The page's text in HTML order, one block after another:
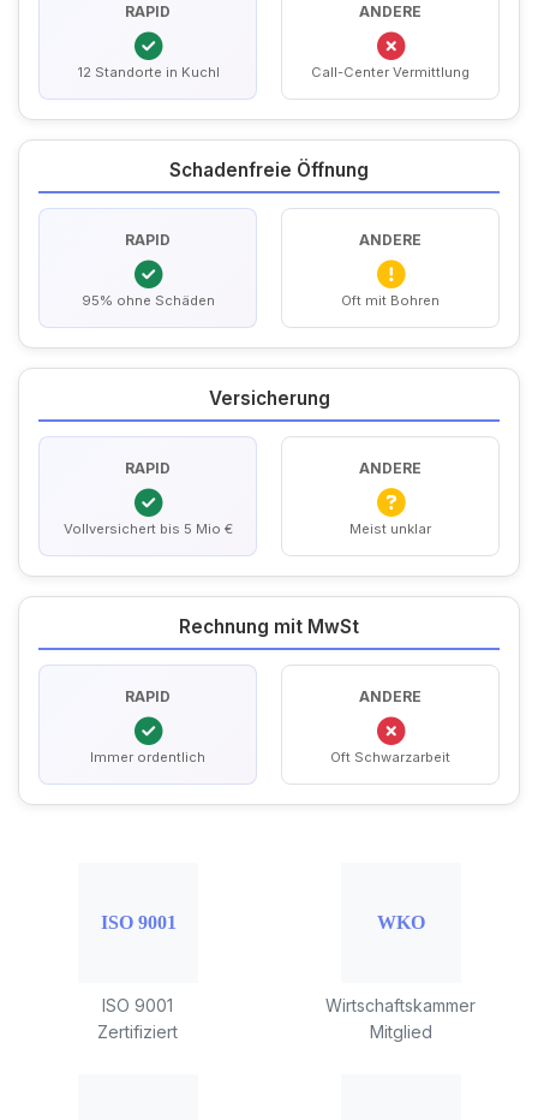
RAPID
12 Standorte in Kuchl
ANDERE
Call-Center Vermittlung
Schadenfreie Öffnung
RAPID
95% ohne Schäden
ANDERE
Oft mit Bohren
Versicherung
RAPID
Vollversichert bis 5 Mio €
ANDERE
Meist unklar
Rechnung mit MwSt
RAPID
Immer ordentlich
ANDERE
Oft Schwarzarbeit
ISO 9001
Zertifiziert
Wirtschaftskammer
Mitglied